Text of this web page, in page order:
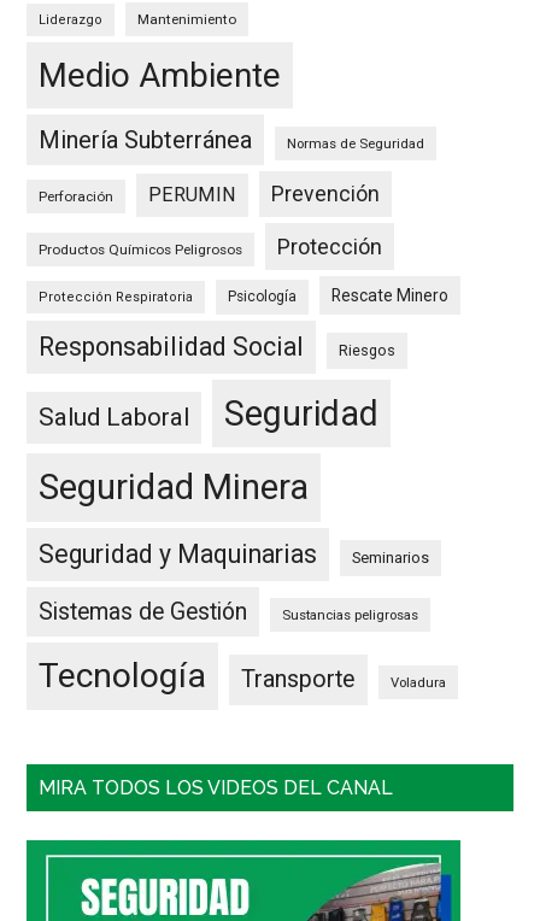
Liderazgo Mantenimiento
Medio Ambiente
Minería Subterránea Normas de Seguridad
Perforación PERUMIN Prevención
Productos Químicos Peligrosos Protección
Protección Respiratoria Psicología Rescate Minero
Responsabilidad Social Riesgos
Salud Laboral
Seguridad
Seguridad Minera
Seguridad y Maquinarias Seminarios
Sistemas de Gestión Sustancias peligrosas
Tecnología Transporte Voladura
MIRA TODOS LOS VIDEOS DEL CANAL